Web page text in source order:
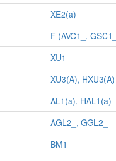
XE2(a)
F (AVC1_,
XU1
XU3(A), HXU3(A)
AL1(a), HAL1(a)
AGL2_, GGL2_
BM1